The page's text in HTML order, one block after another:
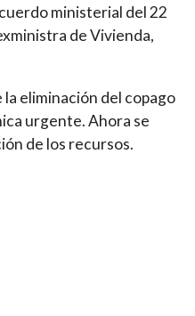
ministerial del 22
de Vivienda,
eliminación del copago
urgente. Ahora se
de los recursos.